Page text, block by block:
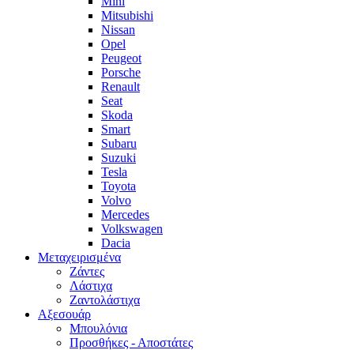
Mitsubishi
Nissan
Opel
Peugeot
Porsche
Renault
Seat
Skoda
Smart
Subaru
Suzuki
Tesla
Toyota
Volvo
Mercedes
Volkswagen
Dacia
Μεταχειρισμένα
Zάντες
Λάστιχα
Ζαντολάστιχα
Αξεσουάρ
Μπουλόνια
Προσθήκες - Αποστάτες